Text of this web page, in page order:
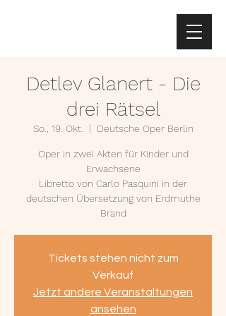
Detlev Glanert - Die
drei Rätsel
So., 19. Okt.
  |
Deutsche Oper Berlin
Oper in zwei Akten für Kinder und
Erwachsene
Libretto von Carlo Pasquini in der
deutschen Übersetzung von Erdmuthe
Brand
Tickets stehen nicht zum
Verkauf
Jetzt andere Veranstaltungen
ansehen